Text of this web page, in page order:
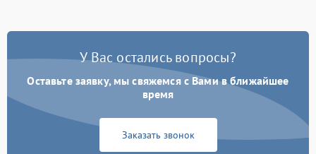
У Вас остались вопросы?
Оставьте заявку, мы свяжемся с Вами в ближайшее
время
Заказать звонок